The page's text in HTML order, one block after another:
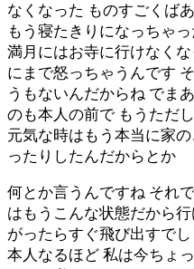
なくなった ものすごくば
もう寝たきりになっちゃ
満月にはお寺に行けなく
にまで怒っちゃうんです
うもないんだからね でま
のも本人の前で もうただ
元気な時はもう本当に家
ったりしたんだからとか
何とか言うんですね それ
はもうこんな状態だから
がったらすぐ飛び出すで
本人なるほど 私は今ちょ